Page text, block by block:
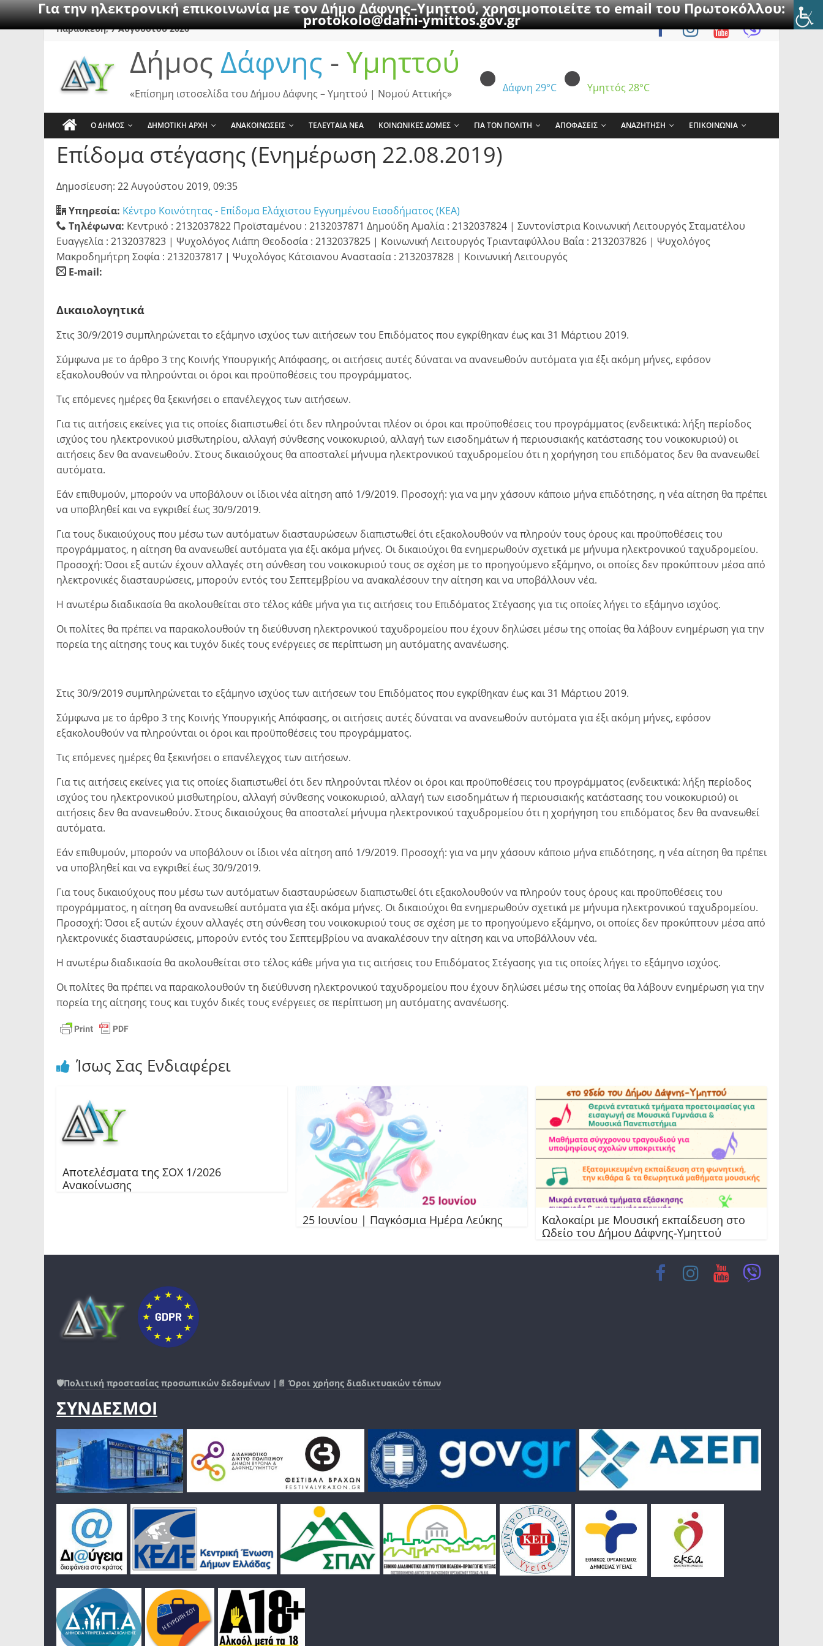
Για την ηλεκτρονική επικοινωνία με τον Δήμο Δάφνης–Υμηττού, χρησιμοποιείτε το email του Πρωτοκόλλου:
protokolo@dafni-ymittos.gov.gr
SkipΠαρασκευή, 7 Αυγούστου 2026
Δήμος Δάφνης - Υμηττού
Δάφνη 29°C Υμηττός 28°C
«Επίσημη ιστοσελίδα του Δήμου Δάφνης – Υμηττού | Νομού Αττικής»
Ο ΔΗΜΟΣ ΔΗΜΟΤΙΚΗ ΑΡΧΗ ΑΝΑΚΟΙΝΩΣΕΙΣ ΤΕΛΕΥΤΑΙΑ ΝΕΑ ΚΟΙΝΩΝΙΚΕΣ ΔΟΜΕΣ ΓΙΑ ΤΟΝ ΠΟΛΙΤΗ ΑΠΟΦΑΣΕΙΣ ΑΝΑΖΗΤΗΣΗ ΕΠΙΚΟΙΝΩΝΙΑ
Επίδομα στέγασης (Ενημέρωση 22.08.2019)
Δημοσίευση: 22 Αυγούστου 2019, 09:35
Υπηρεσία: Κέντρο Κοινότητας - Επίδομα Ελάχιστου Εγγυημένου Εισοδήματος (ΚΕΑ)
Τηλέφωνα: Κεντρικό : 2132037822 Προϊσταμένου : 2132037871 Δημούδη Αμαλία : 2132037824 | Συντονίστρια Κοινωνική Λειτουργός Σταματέλου
Ευαγγελία : 2132037823 | Ψυχολόγος Λιάπη Θεοδοσία : 2132037825 | Κοινωνική Λειτουργός Τριανταφύλλου Βαΐα : 2132037826 | Ψυχολόγος
Μακροδημήτρη Σοφία : 2132037817 | Ψυχολόγος Κάτσιανου Αναστασία : 2132037828 | Κοινωνική Λειτουργός
E-mail:
Δικαιολογητικά
Στις 30/9/2019 συμπληρώνεται το εξάμηνο ισχύος των αιτήσεων του Επιδόματος που εγκρίθηκαν έως και 31 Μάρτιου 2019.
Σύμφωνα με το άρθρο 3 της Κοινής Υπουργικής Απόφασης, οι αιτήσεις αυτές δύναται να ανανεωθούν αυτόματα για έξι ακόμη μήνες, εφόσον
εξακολουθούν να πληρούνται οι όροι και προϋποθέσεις του προγράμματος.
Τις επόμενες ημέρες θα ξεκινήσει ο επανέλεγχος των αιτήσεων.
Για τις αιτήσεις εκείνες για τις οποίες διαπιστωθεί ότι δεν πληρούνται πλέον οι όροι και προϋποθέσεις του προγράμματος (ενδεικτικά: λήξη περίοδος
ισχύος του ηλεκτρονικού μισθωτηρίου, αλλαγή σύνθεσης νοικοκυριού, αλλαγή των εισοδημάτων ή περιουσιακής κατάστασης του νοικοκυριού) οι
αιτήσεις δεν θα ανανεωθούν. Στους δικαιούχους θα αποσταλεί μήνυμα ηλεκτρονικού ταχυδρομείου ότι η χορήγηση του επιδόματος δεν θα ανανεωθεί
αυτόματα.
Εάν επιθυμούν, μπορούν να υποβάλουν οι ίδιοι νέα αίτηση από 1/9/2019. Προσοχή: για να μην χάσουν κάποιο μήνα επιδότησης, η νέα αίτηση θα πρέπει
να υποβληθεί και να εγκριθεί έως 30/9/2019.
Για τους δικαιούχους που μέσω των αυτόματων διασταυρώσεων διαπιστωθεί ότι εξακολουθούν να πληρούν τους όρους και προϋποθέσεις του
προγράμματος, η αίτηση θα ανανεωθεί αυτόματα για έξι ακόμα μήνες. Οι δικαιούχοι θα ενημερωθούν σχετικά με μήνυμα ηλεκτρονικού ταχυδρομείου.
Προσοχή: Όσοι εξ αυτών έχουν αλλαγές στη σύνθεση του νοικοκυριού τους σε σχέση με το προηγούμενο εξάμηνο, οι οποίες δεν προκύπτουν μέσα από
ηλεκτρονικές διασταυρώσεις, μπορούν εντός του Σεπτεμβρίου να ανακαλέσουν την αίτηση και να υποβάλλουν νέα.
Η ανωτέρω διαδικασία θα ακολουθείται στο τέλος κάθε μήνα για τις αιτήσεις του Επιδόματος Στέγασης για τις οποίες λήγει το εξάμηνο ισχύος.
Οι πολίτες θα πρέπει να παρακολουθούν τη διεύθυνση ηλεκτρονικού ταχυδρομείου που έχουν δηλώσει μέσω της οποίας θα λάβουν ενημέρωση για την
πορεία της αίτησης τους και τυχόν δικές τους ενέργειες σε περίπτωση μη αυτόματης ανανέωσης.
Στις 30/9/2019 συμπληρώνεται το εξάμηνο ισχύος των αιτήσεων του Επιδόματος που εγκρίθηκαν έως και 31 Μάρτιου 2019.
Σύμφωνα με το άρθρο 3 της Κοινής Υπουργικής Απόφασης, οι αιτήσεις αυτές δύναται να ανανεωθούν αυτόματα για έξι ακόμη μήνες, εφόσον
εξακολουθούν να πληρούνται οι όροι και προϋποθέσεις του προγράμματος.
Τις επόμενες ημέρες θα ξεκινήσει ο επανέλεγχος των αιτήσεων.
Για τις αιτήσεις εκείνες για τις οποίες διαπιστωθεί ότι δεν πληρούνται πλέον οι όροι και προϋποθέσεις του προγράμματος (ενδεικτικά: λήξη περίοδος
ισχύος του ηλεκτρονικού μισθωτηρίου, αλλαγή σύνθεσης νοικοκυριού, αλλαγή των εισοδημάτων ή περιουσιακής κατάστασης του νοικοκυριού) οι
αιτήσεις δεν θα ανανεωθούν. Στους δικαιούχους θα αποσταλεί μήνυμα ηλεκτρονικού ταχυδρομείου ότι η χορήγηση του επιδόματος δεν θα ανανεωθεί
αυτόματα.
Εάν επιθυμούν, μπορούν να υποβάλουν οι ίδιοι νέα αίτηση από 1/9/2019. Προσοχή: για να μην χάσουν κάποιο μήνα επιδότησης, η νέα αίτηση θα πρέπει
να υποβληθεί και να εγκριθεί έως 30/9/2019.
Για τους δικαιούχους που μέσω των αυτόματων διασταυρώσεων διαπιστωθεί ότι εξακολουθούν να πληρούν τους όρους και προϋποθέσεις του
προγράμματος, η αίτηση θα ανανεωθεί αυτόματα για έξι ακόμα μήνες. Οι δικαιούχοι θα ενημερωθούν σχετικά με μήνυμα ηλεκτρονικού ταχυδρομείου.
Προσοχή: Όσοι εξ αυτών έχουν αλλαγές στη σύνθεση του νοικοκυριού τους σε σχέση με το προηγούμενο εξάμηνο, οι οποίες δεν προκύπτουν μέσα από
ηλεκτρονικές διασταυρώσεις, μπορούν εντός του Σεπτεμβρίου να ανακαλέσουν την αίτηση και να υποβάλλουν νέα.
Η ανωτέρω διαδικασία θα ακολουθείται στο τέλος κάθε μήνα για τις αιτήσεις του Επιδόματος Στέγασης για τις οποίες λήγει το εξάμηνο ισχύος.
Οι πολίτες θα πρέπει να παρακολουθούν τη διεύθυνση ηλεκτρονικού ταχυδρομείου που έχουν δηλώσει μέσω της οποίας θα λάβουν ενημέρωση για την
πορεία της αίτησης τους και τυχόν δικές τους ενέργειες σε περίπτωση μη αυτόματης ανανέωσης.
Ίσως Σας Ενδιαφέρει
Αποτελέσματα της ΣΟΧ 1/2026
Ανακοίνωσης
25 Ιουνίου | Παγκόσμια Ημέρα Λεύκης
Καλοκαίρι με Μουσική εκπαίδευση στο
Ωδείο του Δήμου Δάφνης-Υμηττού
🛡️Πολιτική προστασίας προσωπικών δεδομένων |📄 Όροι χρήσης διαδικτυακών τόπων
ΣΥΝΔΕΣΜΟΙ